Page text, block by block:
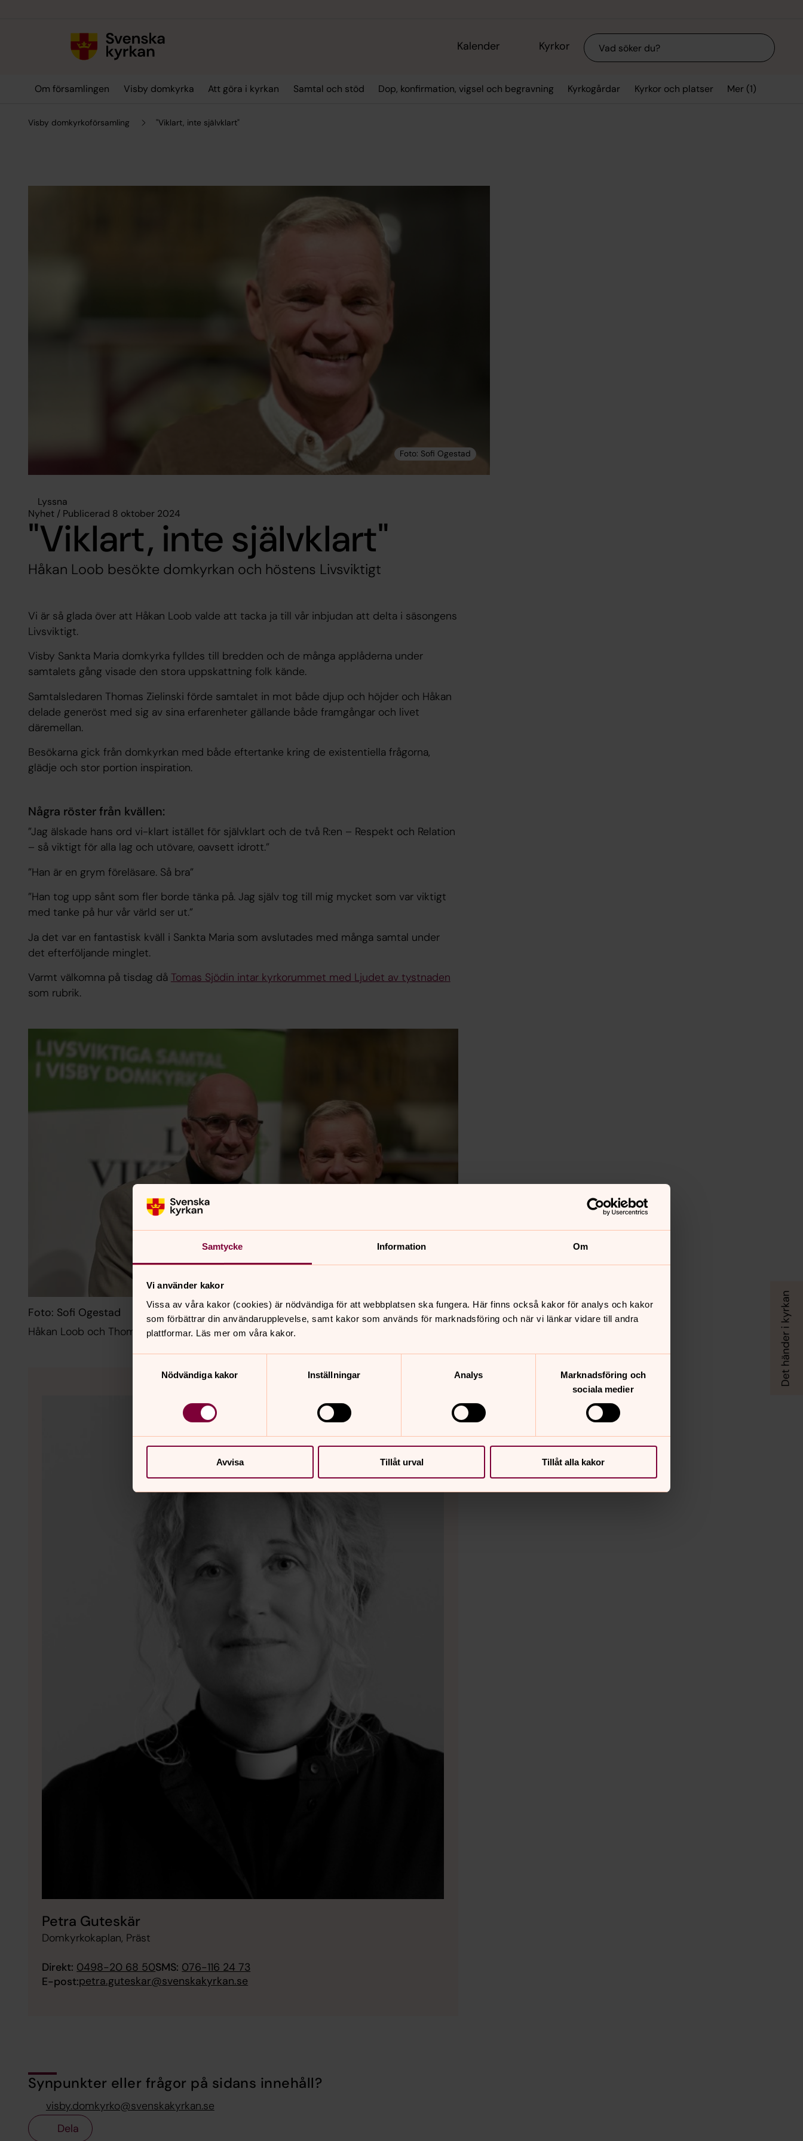
Samtycke Information Om
Vi använder kakor
Vissa av våra kakor (cookies) är nödvändiga för att webbplatsen ska fungera. Här finns också kakor för analys och kakor
som förbättrar din användarupplevelse, samt kakor som används för marknadsföring och när vi länkar vidare till andra
plattformar. Läs mer om våra kakor.
Nödvändiga kakor
Inställningar Analys
Marknadsföring och
sociala medier
Avvisa Tillåt urval Tillåt alla kakor
Kalender Kyrkor Sök
Om församlingen Visby domkyrka Att göra i kyrkan Samtal och stöd Dop, konfirmation, vigsel och begravning Kyrkogårdar Kyrkor och platser Mer (1)
Visby domkyrkoförsamling "Viklart, inte självklart"
Lyssna
Nyhet / Publicerad 8 oktober 2024
"Viklart, inte självklart"
Håkan Loob besökte domkyrkan och höstens Livsviktigt
Vi är så glada över att Håkan Loob valde att tacka ja till vår inbjudan att delta i säsongens
Livsviktigt.
Visby Sankta Maria domkyrka fylldes till bredden och de många applåderna under
samtalets gång visade den stora uppskattning folk kände.
Samtalsledaren Thomas Zielinski förde samtalet in mot både djup och höjder och Håkan
delade generöst med sig av sina erfarenheter gällande både framgångar och livet
däremellan.
Besökarna gick från domkyrkan med både eftertanke kring de existentiella frågorna,
glädje och stor portion inspiration.
Några röster från kvällen:
”Jag älskade hans ord vi-klart istället för självklart och de två R:en – Respekt och Relation
– så viktigt för alla lag och utövare, oavsett idrott.”
”Han är en grym föreläsare. Så bra”
”Han tog upp sånt som fler borde tänka på. Jag själv tog till mig mycket som var viktigt
med tanke på hur vår värld ser ut.”
Ja det var en fantastisk kväll i Sankta Maria som avslutades med många samtal under
det efterföljande minglet.
Varmt välkomna på tisdag då Tomas Sjödin intar kyrkorummet med Ljudet av tystnaden
som rubrik.
Foto: Sofi Ogestad
Håkan Loob och Thomas Zielinski i domkyrkan
Petra Guteskär
Domkyrkokaplan, Präst
Direkt: 0498-20 68 50SMS: 076-116 24 73
E-post:petra.guteskar@svenskakyrkan.se
Synpunkter eller frågor på sidans innehåll?
visby.domkyrko@svenskakyrkan.se
Dela